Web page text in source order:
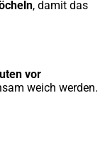
, damit das
vor
weich werden.